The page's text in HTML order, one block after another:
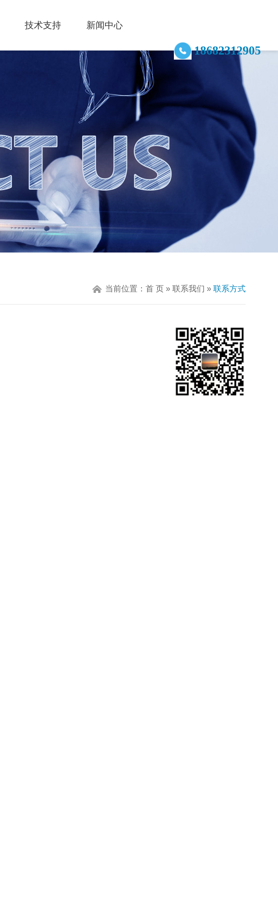
技术支持 新闻中心
18682312905
当前位置：首 页 »联系我们 »联系方式